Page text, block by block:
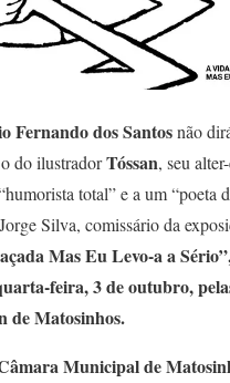
Fernando dos Santosnão
do ilustradorTóssan, seu
total” e a um “poeta
Silva, comissário da
Mas Eu Levo-a a
feira, 3 de outubro,
de Matosinhos.
Municipal de